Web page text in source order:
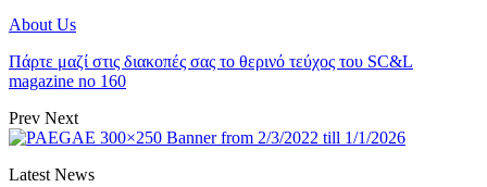
About Us
Πάρτε μαζί στις διακοπές σας το θερινό τεύχος του SC&L
magazine no 160
Prev Next
Latest News